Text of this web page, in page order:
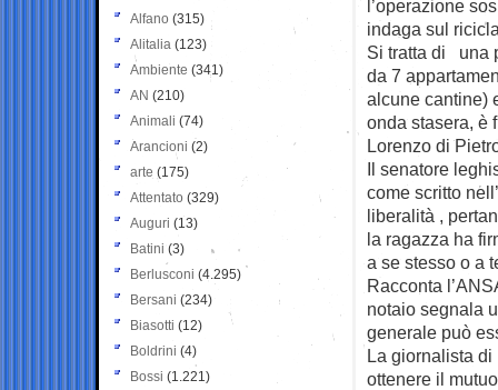
l’operazione
indaga sul
Si tratta di una
da 7
alcune cantine)
onda stasera, è
Lorenzo di
Il senatore
come scritto
liberalità ,
la ragazza ha
a se stesso o a
Racconta
notaio segnala
generale può
La giornalista
ottenere il
Alfano (315)
Alitalia (123)
Ambiente (341)
AN (210)
Animali (74)
Arancioni (2)
arte (175)
Attentato (329)
Auguri (13)
Batini (3)
Berlusconi (4.295)
Bersani (234)
Biasotti (12)
Boldrini (4)
Bossi (1.221)